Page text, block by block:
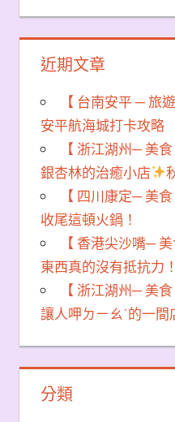
近期文章
【 台南安平 ─ 旅遊
安平航海城打卡攻略
【 浙江湖州─ 美
銀杏林的治癒小店
【 四川康定─ 美
收尾這頓火鍋！
【 香港尖沙嘴─
東西真的沒有抵抗力！
【 浙江湖州─ 美
讓人呷ㄉㄧㄠˊ的一間
分類